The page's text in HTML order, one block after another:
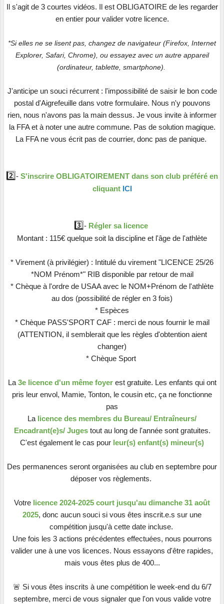
Il s'agit de 3 courtes vidéos. Il est OBLIGATOIRE de les regarder
en entier pour valider votre licence.
*Si elles ne se lisent pas, changez de navigateur (Firefox, Internet
Explorer, Safari, Chrome), ou essayez avec un autre appareil
(ordinateur, tablette, smartphone).
J'anticipe un souci récurrent : l'impossibilité de saisir le bon code
postal d'Aigrefeuille dans votre formulaire. Nous n'y pouvons
rien, nous n'avons pas la main dessus. Je vous invite à informer
la FFA et à noter une autre commune. Pas de solution magique.
La FFA ne vous écrit pas de courrier, donc pas de panique.
2️⃣ - S'inscrire OBLIGATOIREMENT dans son club préféré en
cliquant ICI
3️⃣ - Régler sa licence
Montant : 115€ quelque soit la discipline et l'âge de l'athlète
* Virement (à privilégier) : Intitulé du virement "LICENCE 25/26
*NOM Prénom*" RIB disponible par retour de mail
* Chèque à l'ordre de USAA avec le NOM+Prénom de l'athlète
au dos (possibilité de régler en 3 fois)
* Espèces
* Chèque PASS'SPORT CAF : merci de nous fournir le mail
(ATTENTION, il semblerait que les règles d'obtention aient
changer)
* Chèque Sport
La 3e licence d'un même foyer est gratuite. Les enfants qui ont
pris leur envol, Mamie, Tonton, le cousin etc, ça ne fonctionne
pas
La licence des membres du Bureau/ Entraîneurs/
Encadrant(e)s/ Jugestout au long de l'année sont gratuites.
C'est également le cas pour leur(s) enfant(s) mineur(s)
Des permanences seront organisées au club en septembre pour
déposer vos règlements.
Votre licence 2024-2025 court jusqu'au dimanche 31 août
2025, donc aucun souci si vous êtes inscrit.e.s sur une
compétition jusqu'à cette date incluse.
Une fois les 3 actions précédentes effectuées, nous pourrons
valider une à une vos licences. Nous essayons d'être rapides,
mais vous êtes plus de 400...
🚨 Si vous êtes inscrits à une compétition le week-end du 6/7
septembre, merci de vous signaler que l'on vous valide votre